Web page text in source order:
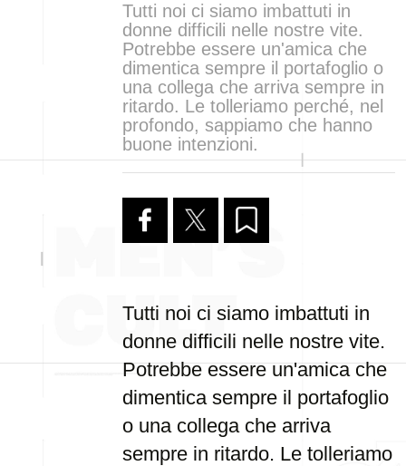
Tutti noi ci siamo imbattuti in
donne difficili nelle nostre vite.
Potrebbe essere un'amica che
dimentica sempre il portafoglio o
una collega che arriva sempre in
ritardo. Le tolleriamo perché, nel
profondo, sappiamo che hanno
buone intenzioni.
Tutti noi ci siamo imbattuti in
donne difficili nelle nostre vite.
Potrebbe essere un'amica che
dimentica sempre il portafoglio
o una collega che arriva
sempre in ritardo. Le tolleriamo